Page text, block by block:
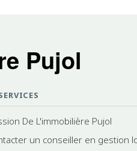
Pujol
De L'immobilière Pujol
un conseiller en gestion